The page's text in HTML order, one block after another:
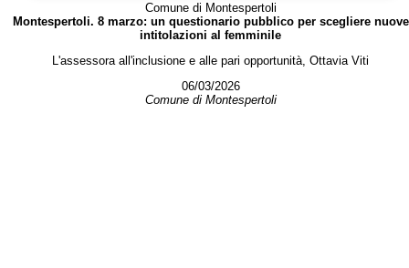
Comune di Montespertoli
Montespertoli. 8 marzo: un questionario pubblico per scegliere nuove
intitolazioni al femminile
L'assessora all'inclusione e alle pari opportunità, Ottavia Viti
06/03/2026
Comune di Montespertoli